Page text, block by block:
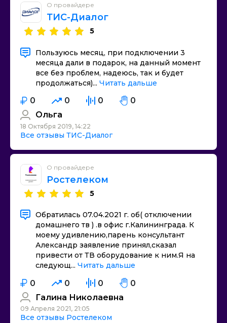
О провайдере
ТИС-Диалог
5
Пользуюсь месяц, при подключении 3
месяца дали в подарок, на данный момент
все без проблем, надеюсь, так и будет
продолжаться)... Читать дальше
0 0 0
0
Ольга
18 Октября 2019, 14:22
Все отзывы ТИС-Диалог
О провайдере
Ростелеком
5
Обратилась 07.04.2021 г. об( отключении
домашнего тв ) .в офис г.Калининграда. К
моему удивлению,парень консультант
Александр заявление принял,сказал
привести от ТВ оборудование к ним.Я на
следующ... Читать дальше
0 0 0
0
Галина Николаевна
09 Апреля 2021, 21:05
Все отзывы Ростелеком